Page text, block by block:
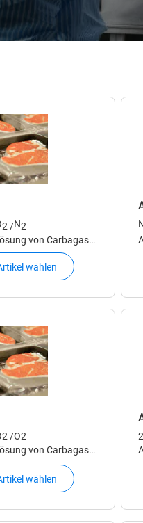
2 /N2
von Carbagas
in der
wählen
/O2
von Carbagas
in der
wählen